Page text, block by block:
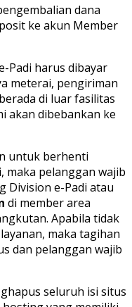
dana
ke akun Member
Padi harus dibayar
meterai, pengiriman
di luar fasilitas
akan dibebankan ke
untuk berhenti
maka pelanggan wajib
Division e-Padi atau
di member area
Apabila tidak
maka tagihan
dan pelanggan wajib
seluruh isi situs